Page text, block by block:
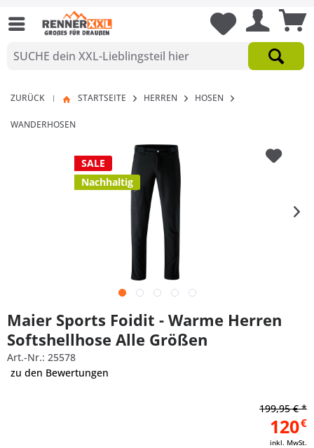
ZURÜCK | STARTSEITE HERREN HOSEN
WANDERHOSEN
SALE
Nachhaltig
Maier Sports Foidit - Warme Herren
Softshellhose Alle Größen
Art.-Nr.: 25578
zu den Bewertungen
120€
inkl. MwSt.
199,95 € *